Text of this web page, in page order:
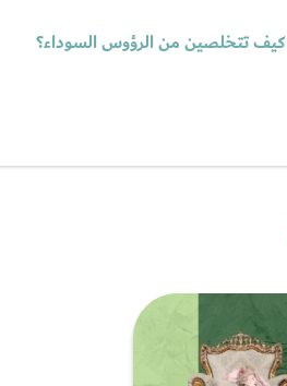
كيف تتخلصين من الرؤوس السوداء؟